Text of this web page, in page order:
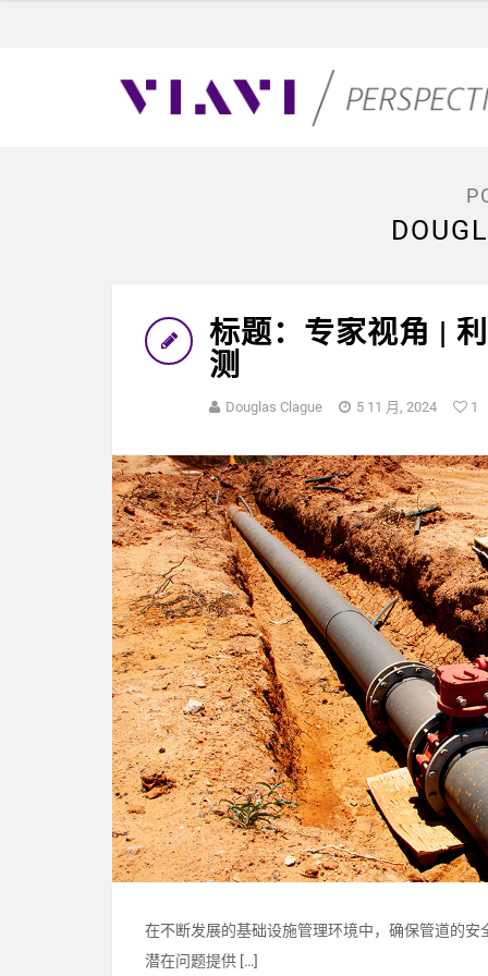
标题：专家视角 |
测
Douglas Clague 5 11 月, 2024 1
在不断发展的基础设施管理环境中，确保管道的
潜在问题提供 […]